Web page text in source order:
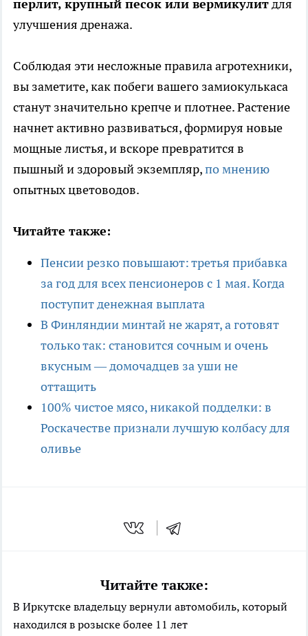
перлит, крупный песок или вермикулитдля
улучшения дренажа.
Соблюдая эти несложные правила агротехники,
вы заметите, как побеги вашего замиокулькаса
станут значительно крепче и плотнее. Растение
начнет активно развиваться, формируя новые
мощные листья, и вскоре превратится в
пышный и здоровый экземпляр,по мнению
опытных цветоводов.
Читайте также:
Пенсии резко повышают: третья прибавка
за год для всех пенсионеров с 1 мая. Когда
поступит денежная выплата
В Финляндии минтай не жарят, а готовят
только так: становится сочным и очень
вкусным — домочадцев за уши не
оттащить
100% чистое мясо, никакой подделки: в
Роскачестве признали лучшую колбасу для
оливье
Читайте также:
В Иркутске владельцу вернули автомобиль, который
находился в розыске более 11 лет